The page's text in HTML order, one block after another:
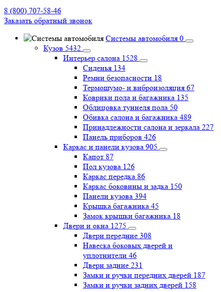
8 (800) 707-58-46
Заказать обратный звонок
Системы автомобиля 0
Кузов 5432
Интерьер салона 1528
Сиденья 134
Ремни безопасности 18
Термошумо- и виброизоляция 67
Коврики пола и багажника 135
Облицовка туннеля пола 50
Обивка салона и багажника 489
Принадлежности салона и зеркала 227
Панель приборов 426
Каркас и панели кузова 905
Капот 87
Пол кузова 126
Каркас передка 86
Каркас боковины и задка 150
Панели кузова 394
Крышка багажника 45
Замок крышки багажника 18
Двери и окна 1275
Двери передние 308
Навеска боковых дверей и
уплотнители 46
Двери задние 231
Замки и ручки передних дверей 187
Замки и ручки задних дверей 158